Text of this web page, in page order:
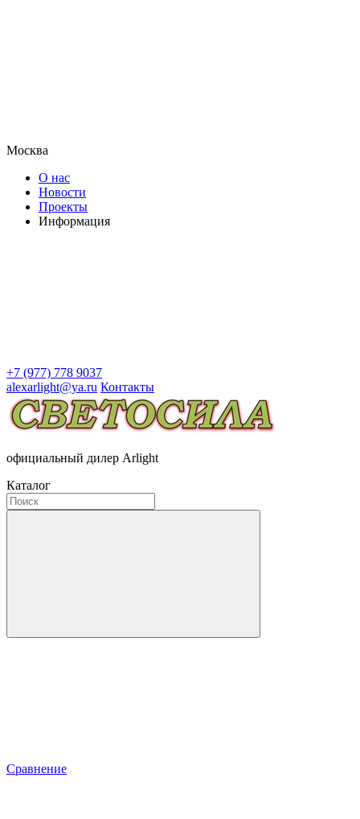
Москва
О нас
Новости
Проекты
Информация
+7 (977) 778 9037
alexarlight@ya.ru Контакты
официальный дилер Arlight
Каталог
Сравнение